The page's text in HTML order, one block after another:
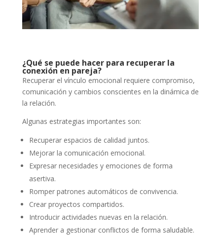
¿Qué se puede hacer para recuperar la
conexión en pareja?
Recuperar el vínculo emocional requiere compromiso,
comunicación y cambios conscientes en la dinámica de
la relación.
Algunas estrategias importantes son:
Recuperar espacios de calidad juntos.
Mejorar la comunicación emocional.
Expresar necesidades y emociones de forma
asertiva.
Romper patrones automáticos de convivencia.
Crear proyectos compartidos.
Introducir actividades nuevas en la relación.
Aprender a gestionar conflictos de forma saludable.